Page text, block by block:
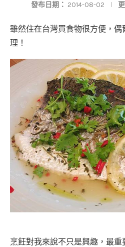
發布日期： 2014-08-02
雖然住在台灣買食物很方便，
理！
烹飪對我來說不只是興趣，最